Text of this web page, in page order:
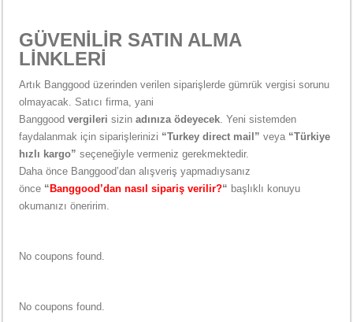
GÜVENİLİR SATIN ALMA
LİNKLERİ
Artık Banggood üzerinden verilen siparişlerde gümrük vergisi sorunu
olmayacak. Satıcı firma, yani
Banggoodvergileri sizinadınıza ödeyecek . Yeni sistemden
faydalanmak için siparişlerinizi “Turkey direct mail” veya “Türkiye
hızlı kargo” seçeneğiyle vermeniz gerekmektedir.
Daha önce Banggood’dan alışveriş yapmadıysanız
önce “ Banggood’dan nasıl sipariş verilir?“ başlıklı konuyu
okumanızı öneririm.
No coupons found.
No coupons found.